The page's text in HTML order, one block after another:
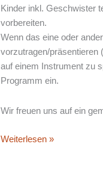
Kinder inkl. Geschwister
vorbereiten.
Wenn das eine oder
vorzutragen/präsentieren
auf einem Instrument zu
Programm ein.
Wir freuen uns auf ein
Weiterlesen »